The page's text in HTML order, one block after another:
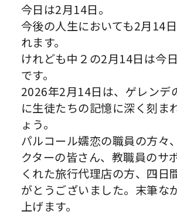
今日は2月14日。
今後の人生においても2月14
れます。
けれども中２の2月14日は今
です。
2026年2月14日は、ゲレンデ
に生徒たちの記憶に深く刻ま
ょう。
パルコール嬬恋の職員の方々
クターの皆さん、教職員のサ
くれた旅行代理店の方、四日
がとうございました。末筆な
上げます。